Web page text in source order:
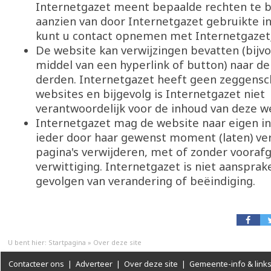
Internetgazet meent bepaalde rechten te
aanzien van door Internetgazet gebruikte
kunt u contact opnemen met
De website kan verwijzingen bevatten
middel van een hyperlink of button) naar
derden. Internetgazet heeft geen
websites en bijgevolg is Internetgazet niet
verantwoordelijk voor de inhoud van deze
Internetgazet mag de website naar eigen
ieder door haar gewenst moment (laten)
pagina's verwijderen, met of zonder
verwittiging. Internetgazet is niet
gevolgen van verandering of beëindiging.
U bent hier: Startpagina » Over deze site
Contacteer ons | Adverteer | Over deze site | Gemeente-info & links